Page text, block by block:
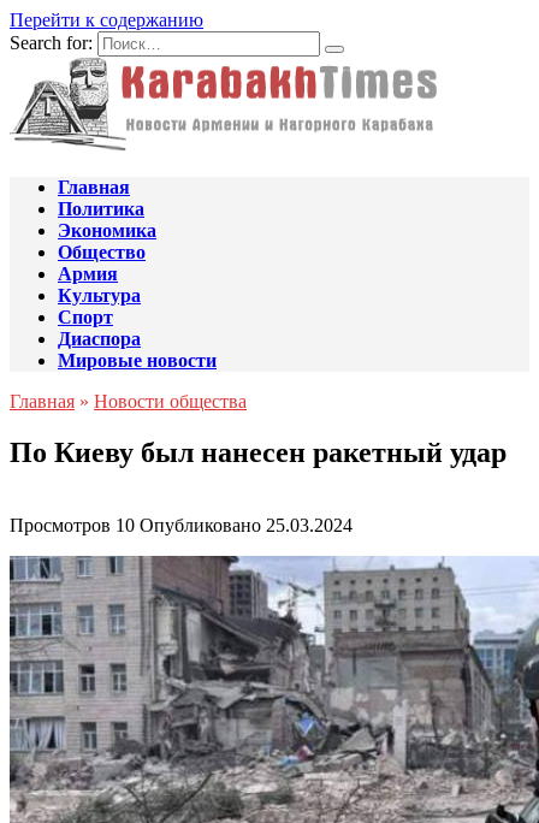
Перейти к содержанию
Search for:
Главная
Политика
Экономика
Общество
Армия
Культура
Спорт
Диаспора
Мировые новости
Главная » Новости общества
По Киеву был нанесен ракетный удар
Просмотров 10 Опубликовано 25.03.2024